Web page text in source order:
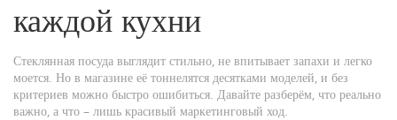
каждой кухни
Стеклянная посуда выглядит стильно, не впитывает запахи и легко
моется. Но в магазине её тоннелятся десятками моделей, и без
критериев можно быстро ошибиться. Давайте разберём, что реально
важно, а что – лишь красивый маркетинговый ход.